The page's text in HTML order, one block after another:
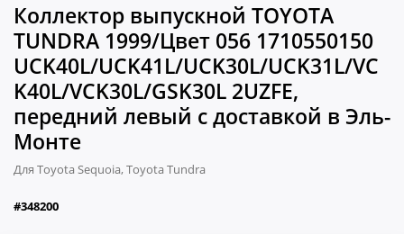
Коллектор выпускной TOYOTA
TUNDRA 1999/Цвет 056 1710550150
UCK40L/UCK41L/UCK30L/UCK31L/VC
K40L/VCK30L/GSK30L 2UZFE,
передний левый с доставкой в Эль-
Монте
Для Toyota Sequoia, Toyota Tundra
#348200